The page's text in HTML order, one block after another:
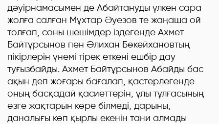
дәуірнамасымен де Абайтануды үлкен сара
жолға салған Мұхтар Әуезов те жаңаша ой
толғап, соны шешімдер іздегенде Ахмет
Байтұрсынов пен Әлихан Бөкейхановтың
пікірлерін үнемі тірек еткені ешбір дау
туғызбайды. Ахмет Байтұрсынов Абайды бас
ақын деп жоғары бағалап, қастерлегенде
оның басқадай қасиеттерін, ұлы тұлғасының
өзге жақтарын көре білмеді, дарыны,
даналығы көп қырлы екенін тани алмады